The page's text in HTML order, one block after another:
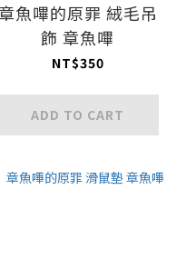
魚嗶的原罪 絨毛吊
飾 章魚嗶
NT$350
ADD TO CART